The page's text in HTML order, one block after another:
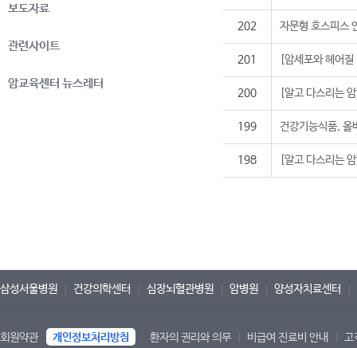
보도자료
관련사이트
암교육센터 뉴스레터
202 자문형 호스피스
201 [암세포와 헤어
200 [알고 다스리는
199 건강기능식품,
198 [알고 다스리는
삼성서울병원 건강의학센터 심장뇌혈관병원 암병원 양성자치료센터
회원약관 개인정보처리방침 환자의 권리와 의무 비급여 진료비 안내 고